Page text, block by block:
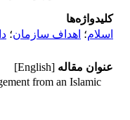
کلیدواژه‌ها
اسلام؛ اهداف سازمان؛
عنوان مقاله [English]
from an Islamic